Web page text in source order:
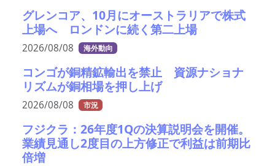
グレンコア、10月にオーストラリアで株式
上場へ ロンドンに続く第二上場
2026/08/08 海外動向
コンゴが銅精鉱輸出を禁止 資源ナショナ
リズムが銅相場を押し上げ
2026/08/08 市況
フジクラ：26年度1Qの決算説明会を開催。
業績見通し2度目の上方修正で利益は前期比
倍増